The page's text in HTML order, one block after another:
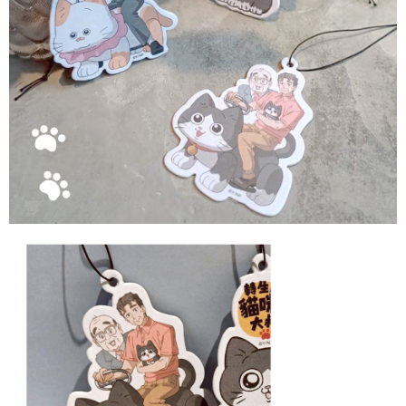
ださい（https://aftee.tw/privacypolicy/
AFTEEの初回ご利用の際に、審査を通過すれば、最高額がNT$10,000にな
ります。支払い期限を過ぎた場合、その金額に基づいて年利20%の遅延滞
納金が加算されます。未成年の利用者は、事前に法定代理人または後見人
の同意を得ればAFTEEをご利用いただけます。
個人情報の処理、利用について疑問がある、または関連する法律の権利を
行使したい場合は、ネットプロテクションズ cs_tw@netprotections.co.jp
にご連絡ください。上記に示した個人情報を、必要な購入注文書とあわせ
てAFTEEにご提供いただく、またはAFTEEにあなたの個人情報の収集、処
理、利用を許可することににご同意いただけない場合は、当サービスを選